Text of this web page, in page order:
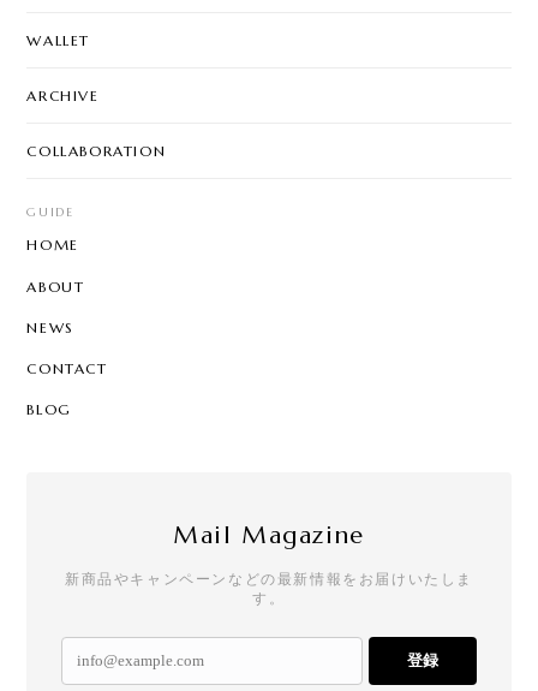
WALLET
ARCHIVE
COLLABORATION
GUIDE
HOME
ABOUT
NEWS
CONTACT
BLOG
Mail Magazine
新商品やキャンペーンなどの最新情報をお届けいたしま
す。
登録